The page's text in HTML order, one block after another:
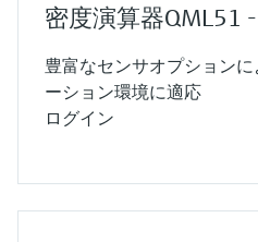
密度演算器QML51
豊富なセンサオプション
ーション環境に適応
ログイン